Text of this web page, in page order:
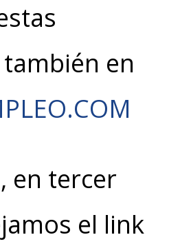
en
en tercer
el link